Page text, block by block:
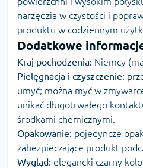
narzędzia w czystości i
produktu w codziennym
Dodatkowe
Kraj pochodzenia: Niemcy
Pielęgnacja i czyszczenie:
umyć; można myć w
unikać długotrwałego
środkami chemicznymi.
Opakowanie: pojedyncze
zabezpieczające produkt
Wygląd: elegancki czarny